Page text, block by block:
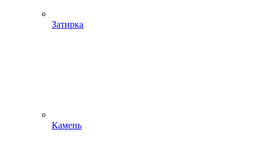
Затирка
Камень